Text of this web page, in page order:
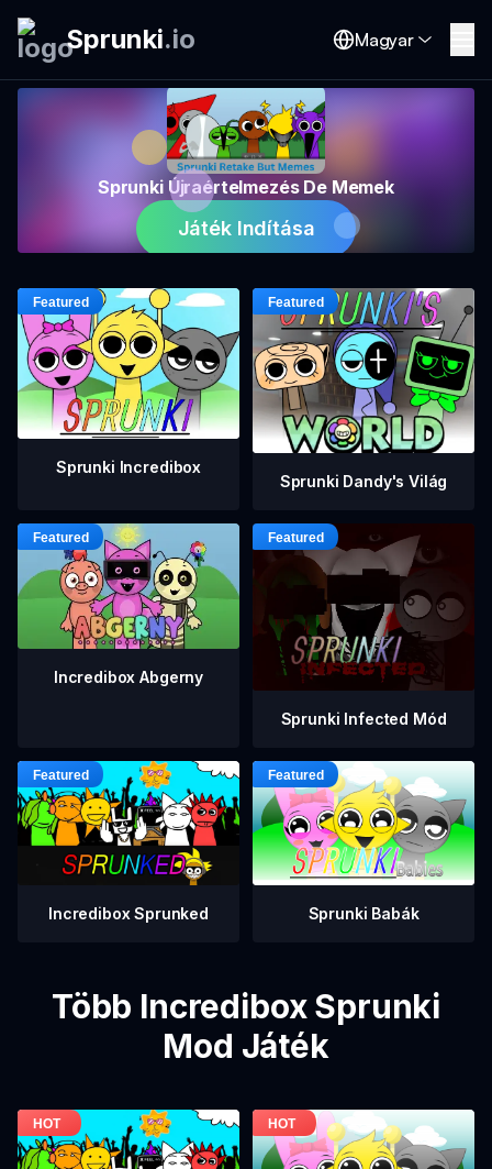
Sprunki.io Magyar
Sprunki Újraértelmezés De Memek
Játék Indítása
Sprunki Incredibox
Sprunki Dandy's Világ
Incredibox Abgerny
Sprunki Infected Mód
Incredibox Sprunked Sprunki Babák
Több Incredibox Sprunki
Mod Játék